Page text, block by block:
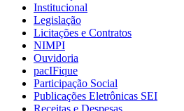
Institucional
Legislação
Licitações e Contratos
NIMPI
Ouvidoria
pacIFique
Participação Social
Publicações Eletrônicas SEI
Receitas e Despesas